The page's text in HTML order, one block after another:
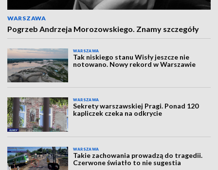
WARSZAWA
Pogrzeb Andrzeja Morozowskiego. Znamy szczegóły
WARSZAWA
Tak niskiego stanu Wisły jeszcze nie
notowano. Nowy rekord w Warszawie
WARSZAWA
Sekrety warszawskiej Pragi. Ponad 120
kapliczek czeka na odkrycie
WARSZAWA
Takie zachowania prowadzą do tragedii.
Czerwone światło to nie sugestia